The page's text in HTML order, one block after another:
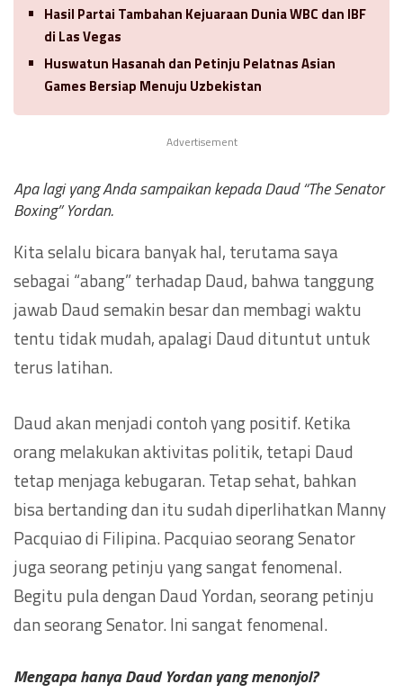
Hasil Partai Tambahan Kejuaraan Dunia WBC dan IBF
di Las Vegas
Huswatun Hasanah dan Petinju Pelatnas Asian
Games Bersiap Menuju Uzbekistan
Advertisement
Apa lagi yang Anda sampaikan kepada Daud “The Senator
Boxing” Yordan.
Kita selalu bicara banyak hal, terutama saya
sebagai “abang” terhadap Daud, bahwa tanggung
jawab Daud semakin besar dan membagi waktu
tentu tidak mudah, apalagi Daud dituntut untuk
terus latihan.
Daud akan menjadi contoh yang positif. Ketika
orang melakukan aktivitas politik, tetapi Daud
tetap menjaga kebugaran. Tetap sehat, bahkan
bisa bertanding dan itu sudah diperlihatkan Manny
Pacquiao di Filipina. Pacquiao seorang Senator
juga seorang petinju yang sangat fenomenal.
Begitu pula dengan Daud Yordan, seorang petinju
dan seorang Senator. Ini sangat fenomenal.
Mengapa hanya Daud Yordan yang menonjol?